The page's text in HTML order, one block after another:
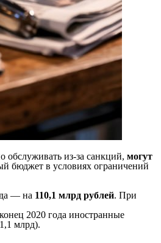
обслуживать из-за санкций, могут
бюджет в условиях ограничений
— на 110,1 млрд рублей. При
2020 года иностранные
млрд).